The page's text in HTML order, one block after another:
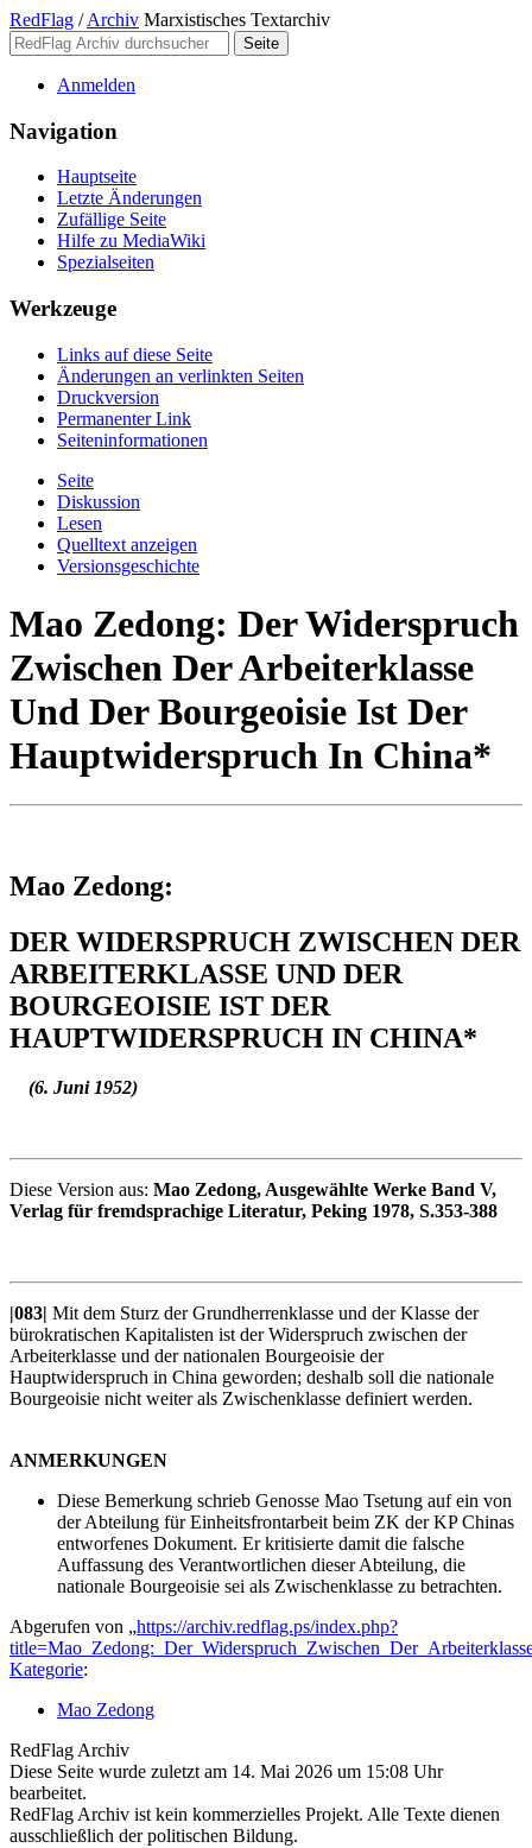
RedFlag / Archiv Marxistisches Textarchiv
Anmelden
Navigation
Hauptseite
Letzte Änderungen
Zufällige Seite
Hilfe zu MediaWiki
Spezialseiten
Werkzeuge
Links auf diese Seite
Änderungen an verlinkten Seiten
Druckversion
Permanenter Link
Seiten­­informationen
Seite
Diskussion
Lesen
Quelltext anzeigen
Versionsgeschichte
Mao Zedong: Der Widerspruch
Zwischen Der Arbeiterklasse
Und Der Bourgeoisie Ist Der
Hauptwiderspruch In China*
Mao Zedong:
DER WIDERSPRUCH ZWISCHEN DER
ARBEITERKLASSE UND DER
BOURGEOISIE IST DER
HAUPTWIDERSPRUCH IN CHINA*
(6. Juni 1952)
Diese Version aus: Mao Zedong, Ausgewählte Werke Band V,
Verlag für fremdsprachige Literatur, Peking 1978, S.353-388
|083| Mit dem Sturz der Grundherrenklasse und der Klasse der
bürokratischen Kapitalisten ist der Widerspruch zwischen der
Arbeiterklasse und der nationalen Bourgeoisie der
Hauptwiderspruch in China geworden; deshalb soll die nationale
Bourgeoisie nicht weiter als Zwischenklasse definiert werden.
ANMERKUNGEN
Diese Bemerkung schrieb Genosse Mao Tsetung auf ein von
der Abteilung für Einheitsfrontarbeit beim ZK der KP Chinas
entworfenes Dokument. Er kritisierte damit die falsche
Auffassung des Verantwortlichen dieser Abteilung, die
nationale Bourgeoisie sei als Zwischenklasse zu betrachten.
Abgerufen von „https://archiv.redflag.ps/index.php?
Kategorie:
Mao Zedong
RedFlag Archiv
Diese Seite wurde zuletzt am 14. Mai 2026 um 15:08 Uhr
bearbeitet.
RedFlag Archiv ist kein kommerzielles Projekt. Alle Texte dienen
ausschließlich der politischen Bildung.